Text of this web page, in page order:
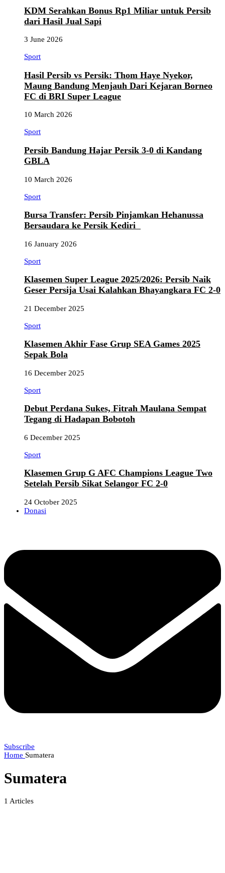
KDM Serahkan Bonus Rp1 Miliar untuk Persib
dari Hasil Jual Sapi
3 June 2026
Sport
Hasil Persib vs Persik: Thom Haye Nyekor,
Maung Bandung Menjauh Dari Kejaran Borneo
FC di BRI Super League
10 March 2026
Sport
Persib Bandung Hajar Persik 3-0 di Kandang
GBLA
10 March 2026
Sport
Bursa Transfer: Persib Pinjamkan Hehanussa
Bersaudara ke Persik Kediri
16 January 2026
Sport
Klasemen Super League 2025/2026: Persib Naik
Geser Persija Usai Kalahkan Bhayangkara FC 2-0
21 December 2025
Sport
Klasemen Akhir Fase Grup SEA Games 2025
Sepak Bola
16 December 2025
Sport
Debut Perdana Sukes, Fitrah Maulana Sempat
Tegang di Hadapan Bobotoh
6 December 2025
Sport
Klasemen Grup G AFC Champions League Two
Setelah Persib Sikat Selangor FC 2-0
24 October 2025
Donasi
Subscribe
Home Sumatera
Sumatera
1 Articles